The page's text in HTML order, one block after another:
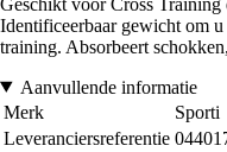
Identificeerbaar gewicht om
training. Absorbeert
Aanvullende informatie
Merk
Sporti
Leveranciersreferentie